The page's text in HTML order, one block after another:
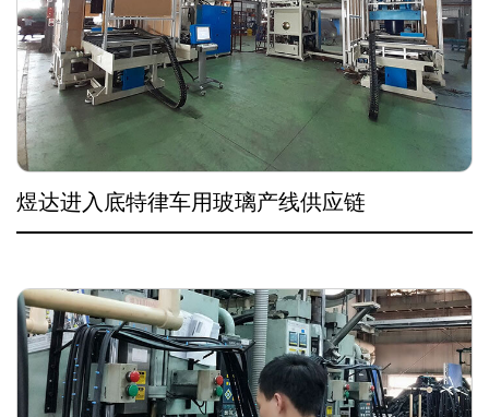
煜达进入底特律车用玻璃产线供应链